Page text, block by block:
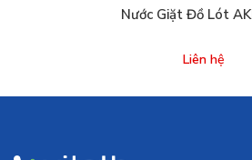
Nước Giặt Đồ Lót
Liên hệ